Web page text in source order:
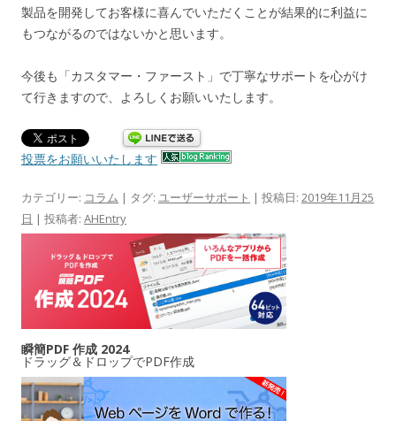
製品を開発してお客様に喜んでいただくことが結果的に利益に
もつながるのではないかと思います。
今後も「カスタマー・ファースト」で丁寧なサポートを心がけ
て行きますので、よろしくお願いいたします。
投票をお願いいたします
カテゴリー: コラム | タグ: ユーザーサポート | 投稿日: 2019年11月25
日 | 投稿者: AHEntry
瞬簡PDF 作成 2024
ドラッグ＆ドロップでPDF作成